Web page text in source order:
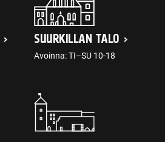
SUURKILLAN TALO
Avoinna: TI–SU 10-18